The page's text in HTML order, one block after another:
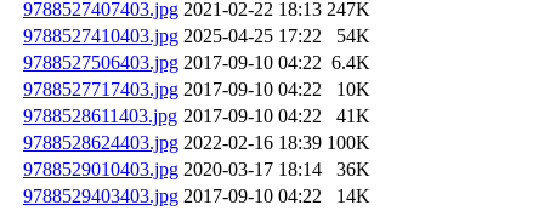
9788527407403.jpg 2021-02-22 18:13 247K
9788527410403.jpg 2025-04-25 17:22
54K
9788527506403.jpg 2017-09-10 04:22 6.4K
9788527717403.jpg 2017-09-10 04:22
10K
9788528611403.jpg 2017-09-10 04:22
41K
9788528624403.jpg 2022-02-16 18:39 100K
9788529010403.jpg 2020-03-17 18:14
36K
9788529403403.jpg 2017-09-10 04:22
14K